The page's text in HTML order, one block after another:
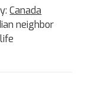
Canada
neighbor